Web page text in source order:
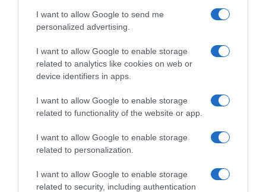
I want to allow Google to send me
personalized advertising.
I want to allow Google to enable storage
related to analytics like cookies on web or
device identifiers in apps.
I want to allow Google to enable storage
related to functionality of the website or app.
I want to allow Google to enable storage
related to personalization.
I want to allow Google to enable storage
related to security, including authentication
Καθυστερήσεις στο ρεύμα προς
Πειραιά
Δεν υπάρχουν τραυματίες